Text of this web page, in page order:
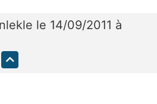
le 14/09/2011 à